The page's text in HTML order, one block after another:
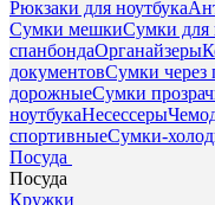
Рюкзаки для ноутбука
Сумки мешкиСумки для
спанбондаОрганайзеры
документовСумки через
дорожныеСумки
ноутбукаНесессеры
спортивныеСумки-
Посуда
Посуда
Кружки